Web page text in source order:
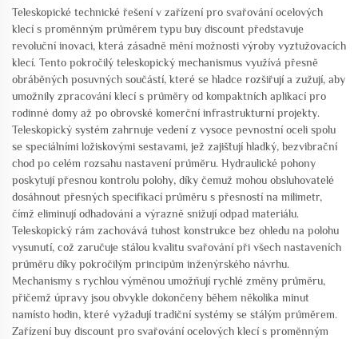
Teleskopické technické řešení v zařízení pro svařování ocelových
klecí s proměnným průměrem typu buy discount představuje
revoluční inovaci, která zásadně mění možnosti výroby vyztužovacích
klecí. Tento pokročilý teleskopický mechanismus využívá přesně
obráběných posuvných součástí, které se hladce rozšiřují a zužují, aby
umožnily zpracování klecí s průměry od kompaktních aplikací pro
rodinné domy až po obrovské komerční infrastrukturní projekty.
Teleskopický systém zahrnuje vedení z vysoce pevnostní oceli spolu
se speciálními ložiskovými sestavami, jež zajišťují hladký, bezvibrační
chod po celém rozsahu nastavení průměru. Hydraulické pohony
poskytují přesnou kontrolu polohy, díky čemuž mohou obsluhovatelé
dosáhnout přesných specifikací průměru s přesností na milimetr,
čímž eliminují odhadování a výrazně snižují odpad materiálu.
Teleskopický rám zachovává tuhost konstrukce bez ohledu na polohu
vysunutí, což zaručuje stálou kvalitu svařování při všech nastaveních
průměru díky pokročilým principům inženýrského návrhu.
Mechanismy s rychlou výměnou umožňují rychlé změny průměru,
přičemž úpravy jsou obvykle dokončeny během několika minut
namísto hodin, které vyžadují tradiční systémy se stálým průměrem.
Zařízení buy discount pro svařování ocelových klecí s proměnným